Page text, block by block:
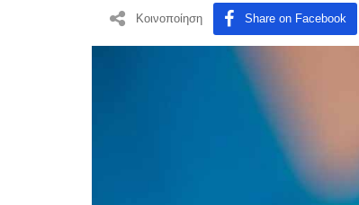
Κοινοποίηση Share on Facebook